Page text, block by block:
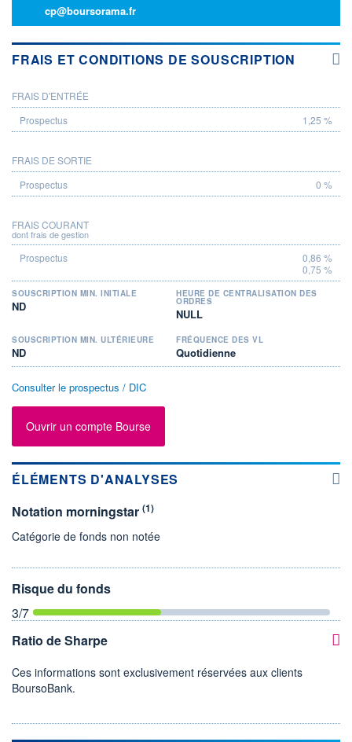
cp@boursorama.fr
FRAIS ET CONDITIONS DE SOUSCRIPTION
PROSPECTUS
FRAIS D'ENTRÉE
1,25 %
FRAIS DE SORTIE
0 %
FRAIS COURANT
dont frais de gestion
0,86 %
0,75 %
SOUSCRIPTION MIN. INITIALE
ND
HEURE DE CENTRALISATION DES
ORDRES
NULL
SOUSCRIPTION MIN. ULTÉRIEURE
ND
FRÉQUENCE DES VL
Quotidienne
Consulter le prospectus / DIC
Ouvrir un compte Bourse
ÉLÉMENTS D'ANALYSES
Notation morningstar (1)
Catégorie de fonds non notée
Risque du fonds
3/7
Ratio de Sharpe
Ces informations sont exclusivement réservées aux clients
BoursoBank.